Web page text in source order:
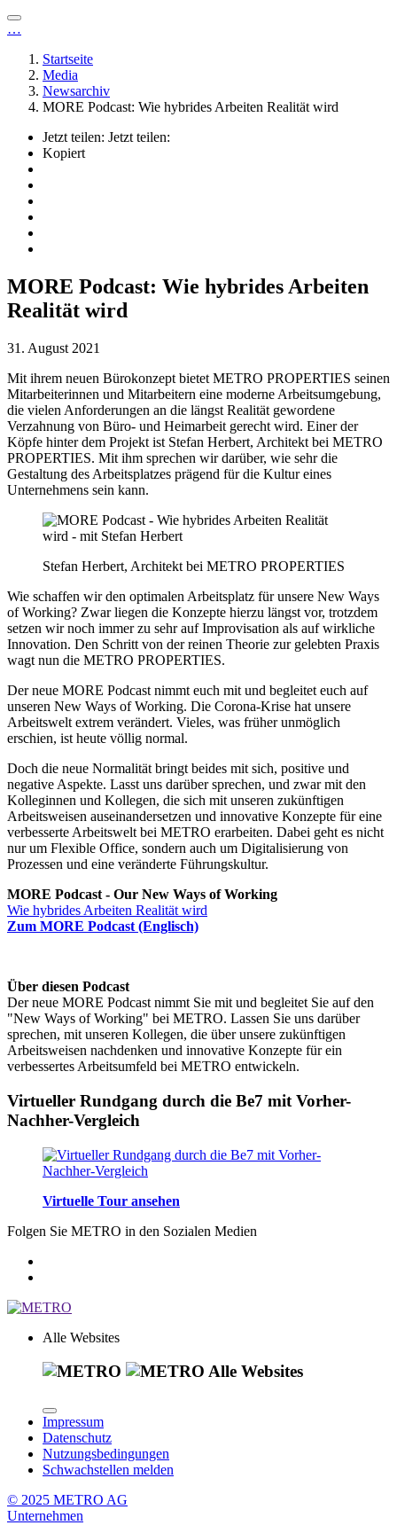
…
Startseite
Media
Newsarchiv
MORE Podcast: Wie hybrides Arbeiten Realität wird
Jetzt teilen: Jetzt teilen:
Kopiert
MORE Podcast: Wie hybrides Arbeiten
Realität wird
31. August 2021
Mit ihrem neuen Bürokonzept bietet METRO PROPERTIES seinen
Mitarbeiterinnen und Mitarbeitern eine moderne Arbeitsumgebung,
die vielen Anforderungen an die längst Realität gewordene
Verzahnung von Büro- und Heimarbeit gerecht wird. Einer der
Köpfe hinter dem Projekt ist Stefan Herbert, Architekt bei METRO
PROPERTIES. Mit ihm sprechen wir darüber, wie sehr die
Gestaltung des Arbeitsplatzes prägend für die Kultur eines
Unternehmens sein kann.
Stefan Herbert, Architekt bei METRO PROPERTIES
Wie schaffen wir den optimalen Arbeitsplatz für unsere New Ways
of Working? Zwar liegen die Konzepte hierzu längst vor, trotzdem
setzen wir noch immer zu sehr auf Improvisation als auf wirkliche
Innovation. Den Schritt von der reinen Theorie zur gelebten Praxis
wagt nun die METRO PROPERTIES.
Der neue MORE Podcast nimmt euch mit und begleitet euch auf
unseren New Ways of Working. Die Corona-Krise hat unsere
Arbeitswelt extrem verändert. Vieles, was früher unmöglich
erschien, ist heute völlig normal.
Doch die neue Normalität bringt beides mit sich, positive und
negative Aspekte. Lasst uns darüber sprechen, und zwar mit den
Kolleginnen und Kollegen, die sich mit unseren zukünftigen
Arbeitsweisen auseinandersetzen und innovative Konzepte für eine
verbesserte Arbeitswelt bei METRO erarbeiten. Dabei geht es nicht
nur um Flexible Office, sondern auch um Digitalisierung von
Prozessen und eine veränderte Führungskultur.
MORE Podcast - Our New Ways of Working
Wie hybrides Arbeiten Realität wird
Zum MORE Podcast (Englisch)
Über diesen Podcast
Der neue MORE Podcast nimmt Sie mit und begleitet Sie auf den
"New Ways of Working" bei METRO. Lassen Sie uns darüber
sprechen, mit unseren Kollegen, die über unsere zukünftigen
Arbeitsweisen nachdenken und innovative Konzepte für ein
verbessertes Arbeitsumfeld bei METRO entwickeln.
Virtueller Rundgang durch die Be7 mit Vorher-
Nachher-Vergleich
Virtuelle Tour ansehen
Folgen Sie METRO in den Sozialen Medien
Alle Websites
Alle Websites
Impressum
Datenschutz
Nutzungsbedingungen
Schwachstellen melden
© 2025 METRO AG
Unternehmen